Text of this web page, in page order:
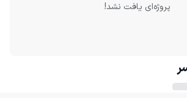
پروژه‌ای یافت نشد!